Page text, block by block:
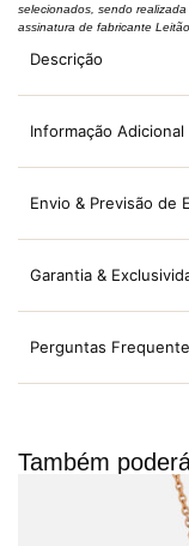
selecionados, sendo
assinatura de fabricante
Descrição
Informação Adicional
Envio & Previsão de
Garantia &
Perguntas
Também